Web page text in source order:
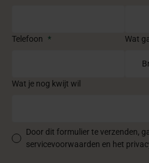
Telefoon * Wat
Wat je nog kwijt wil
Door dit formulier te verzenden,
servicevoorwaarden en het